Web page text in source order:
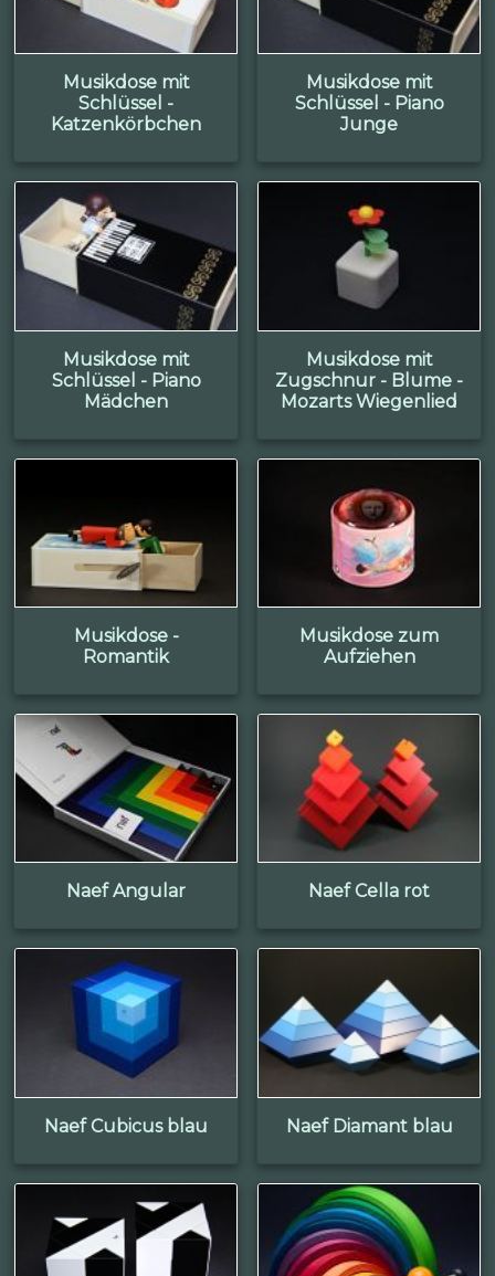
Musikdose mit
Schlüssel -
Katzenkörbchen
Musikdose mit
Schlüssel - Piano
Junge
Musikdose mit
Schlüssel - Piano
Mädchen
Musikdose mit
Zugschnur - Blume -
Mozarts Wiegenlied
Musikdose -
Romantik
Musikdose zum
Aufziehen
Naef Angular Naef Cella rot
Naef Cubicus blau Naef Diamant blau